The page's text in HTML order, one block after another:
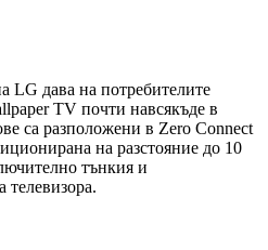
LG дава на потребителите
TV почти навсякъде в
са разположени в Zero Connect
на разстояние до 10
тънкия и